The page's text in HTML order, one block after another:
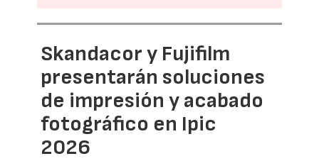
Skandacor y Fujifilm
presentarán soluciones
de impresión y acabado
fotográfico en Ipic
2026